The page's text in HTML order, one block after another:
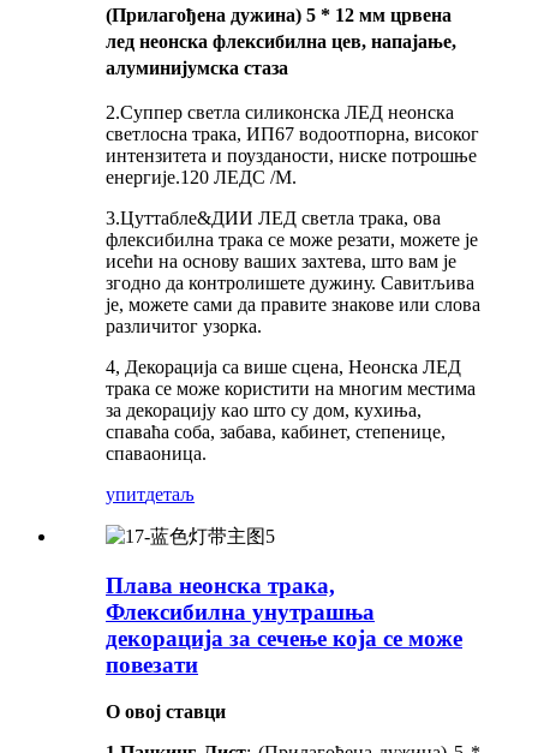
(Прилагођена дужина) 5 * 12 мм црвена
лед неонска флексибилна цев, напајање,
алуминијумска стаза
2.Суппер светла силиконска ЛЕД неонска
светлосна трака, ИП67 водоотпорна, високог
интензитета и поузданости, ниске потрошње
енергије.120 ЛЕДС /М.
3.Цуттабле&ДИИ ЛЕД светла трака, ова
флексибилна трака се може резати, можете је
исећи на основу ваших захтева, што вам је
згодно да контролишете дужину. Савитљива
је, можете сами да правите знакове или слова
различитог узорка.
4, Декорација са више сцена, Неонска ЛЕД
трака се може користити на многим местима
за декорацију као што су дом, кухиња,
спаваћа соба, забава, кабинет, степенице,
спаваоница.
упитдетаљ
Плава неонска трака,
Флексибилна унутрашња
декорација за сечење која се може
повезати
О овој ставци